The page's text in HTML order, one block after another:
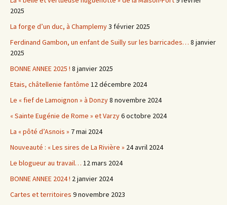
2025
La forge d’un duc, à Champlemy3 février 2025
Ferdinand Gambon, un enfant de Suilly sur les barricades… 8 janvier
2025
BONNE ANNEE 2025 ! 8 janvier 2025
Etais, châtellenie fantôme 12 décembre 2024
Le « fief de Lamoignon » à Donzy8 novembre 2024
« Sainte Eugénie de Rome » et Varzy6 octobre 2024
La « pôté d’Asnois » 7 mai 2024
Nouveauté : « Les sires de La Rivière » 24 avril 2024
Le blogueur au travail… 12 mars 2024
BONNE ANNEE 2024 ! 2 janvier 2024
Cartes et territoires 9 novembre 2023